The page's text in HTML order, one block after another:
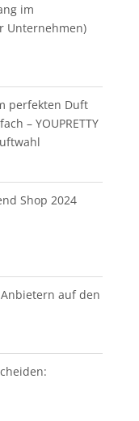
im
Unternehmen)
perfekten Duft
– YOUPRETTY
Shop 2024
auf den